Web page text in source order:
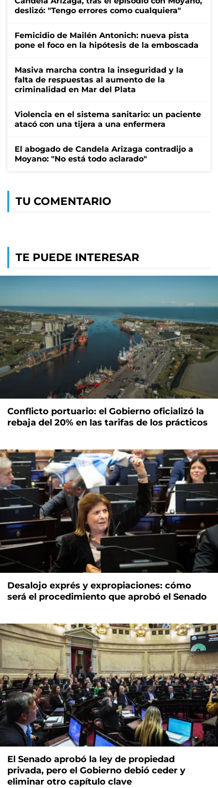
deslizó: "Tengo errores como cualquiera"
Femicidio de Mailén Antonich: nueva pista
pone el foco en la hipótesis de la emboscada
Masiva marcha contra la inseguridad y la
falta de respuestas al aumento de la
criminalidad en Mar del Plata
Violencia en el sistema sanitario: un paciente
atacó con una tijera a una enfermera
El abogado de Candela Arizaga contradijo a
Moyano: "No está todo aclarado"
TU COMENTARIO
TE PUEDE INTERESAR
Conflicto portuario: el Gobierno oficializó la
rebaja del 20% en las tarifas de los prácticos
Desalojo exprés y expropiaciones: cómo
será el procedimiento que aprobó el Senado
El Senado aprobó la ley de propiedad
privada, pero el Gobierno debió ceder y
eliminar otro capítulo clave